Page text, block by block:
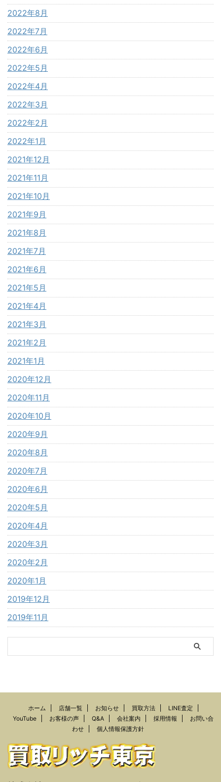
2022年8月
2022年7月
2022年6月
2022年5月
2022年4月
2022年3月
2022年2月
2022年1月
2021年12月
2021年11月
2021年10月
2021年9月
2021年8月
2021年7月
2021年6月
2021年5月
2021年4月
2021年3月
2021年2月
2021年1月
2020年12月
2020年11月
2020年10月
2020年9月
2020年8月
2020年7月
2020年6月
2020年5月
2020年4月
2020年3月
2020年2月
2020年1月
2019年12月
2019年11月
ホーム 店舗一覧 お知らせ 買取方法
LINE査定
YouTube
お客様の声 Q&A 会社案内 採用情報
お問い合
わせ
個人情報保護方針